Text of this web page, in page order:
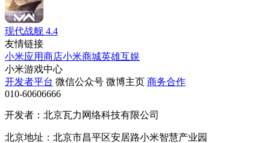
现代战舰 4.4
友情链接
小米应用商店小米商城英雄互娱
小米游戏中心
开发者平台 微信公众号 微博主页 商务合作
010-60606666
开发者：北京瓦力网络科技有限公司
北京地址：北京市昌平区安居路小米智慧产业园